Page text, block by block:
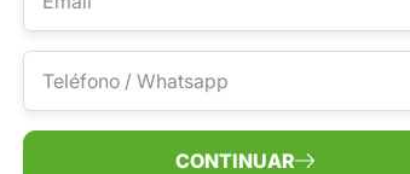
CONTINUAR